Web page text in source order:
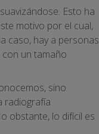
Esto ha
motivo por el cual,
caso, hay a personas
un tamaño
sino
radiografía
obstante, lo difícil es